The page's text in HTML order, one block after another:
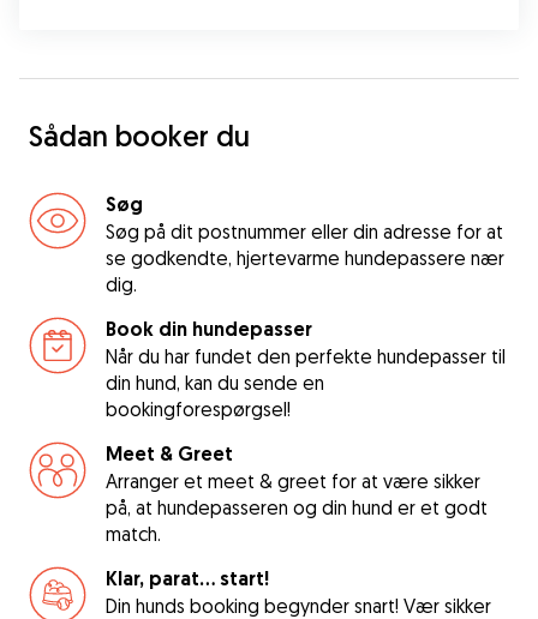
Sådan booker du
Søg
Søg på dit postnummer eller din adresse for at
se godkendte, hjertevarme hundepassere nær
dig.
Book din hundepasser
Når du har fundet den perfekte hundepasser til
din hund, kan du sende en
bookingforespørgsel!
Meet & Greet
Arranger et meet & greet for at være sikker
på, at hundepasseren og din hund er et godt
match.
Klar, parat... start!
Din hunds booking begynder snart! Vær sikker